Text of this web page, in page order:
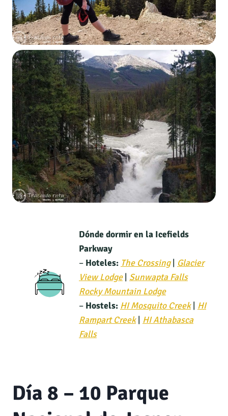
Dónde dormir en la Icefields
Parkway
– Hoteles: The Crossing| Glacier
View Lodge| Sunwapta Falls
Rocky Mountain Lodge
– Hostels: HI Mosquito Creek| HI
Rampart Creek| HI Athabasca
Falls
Día 8 – 10 Parque